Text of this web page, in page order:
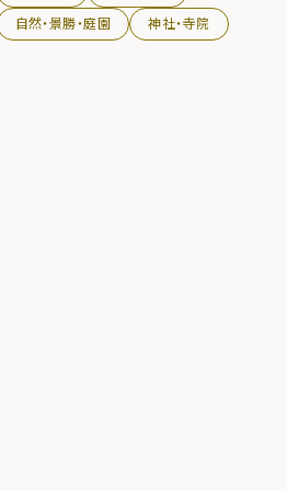
崇敬した。遠野郷の総鎮守。祭日は9月中旬で
郷土芸能が出揃う。
自然・景勝・庭園 神社・寺院